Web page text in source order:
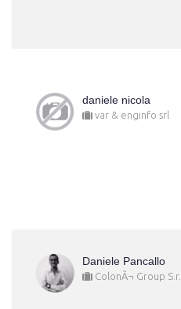
daniele nicola
var & enginfo srl
Daniele Pancallo
ColonÃ¬ Group S.r.l.